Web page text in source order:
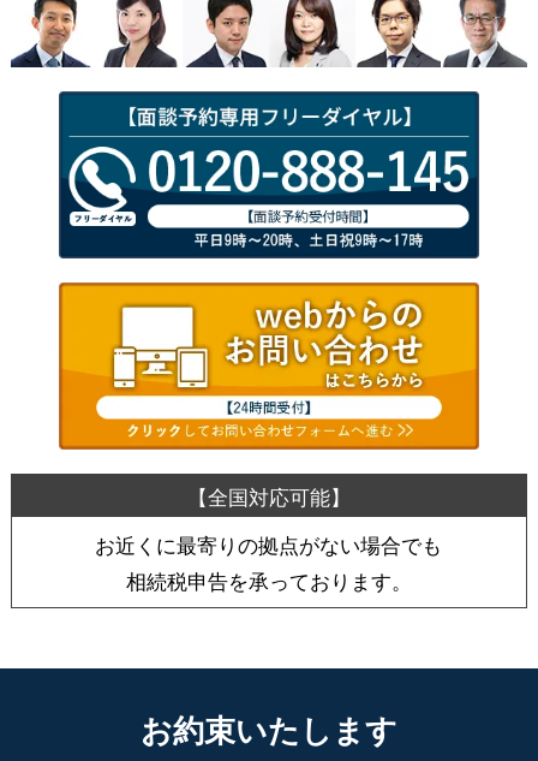
お近くに最寄りの拠点がない場合でも
相続税申告を承っております。
お約束いたします